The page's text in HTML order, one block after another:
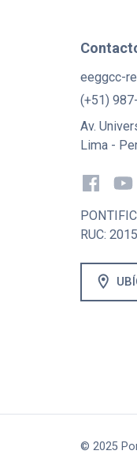
eeggcc-
(+51)
Av.
Lima -
RUC:
location_on
© 2025